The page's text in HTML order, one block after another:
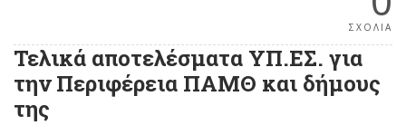
ΣΧΟΛΙΑ
Τελικά αποτελέσματα ΥΠ.ΕΣ. για
την Περιφέρεια ΠΑΜΘ και δήμους
της